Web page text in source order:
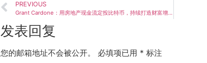
PREVIOUS
Grant Cardone：用房地产现金流定投比特币，持续打造财富增值新路径
发表回复
您的邮箱地址不会被公开。 必填项已用 * 标注